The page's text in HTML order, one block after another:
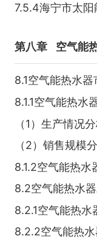
7.5.4海宁市太
第八章 空气能
8.1空气能热水
8.1.1空气能热水
（1）生产情况
（2）销售规模
8.1.2空气能热水
8.2空气能热水
8.2.1空气能热水
8.2.2空气能热